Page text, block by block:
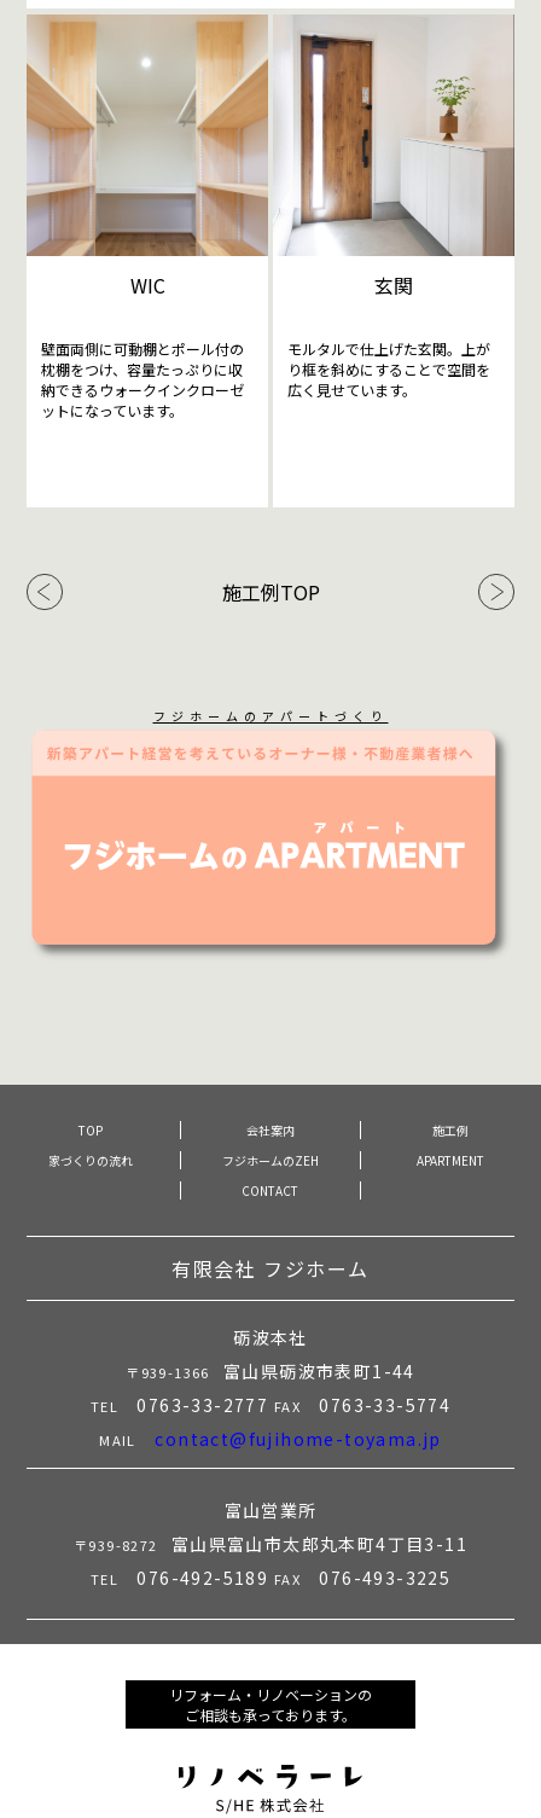
WIC
壁面両側に可動棚とポール付の
枕棚をつけ、容量たっぷりに収
納できるウォークインクローゼ
ットになっています。
玄関
モルタルで仕上げた玄関。上が
り框を斜めにすることで空間を
広く見せています。
施工例TOP
フジホームのアパートづくり
TOP 会社案内
施工例
家づくりの流れ
フジホームのZEH
APARTMENT
CONTACT
有限会社 フジホーム
砺波本社
〒939-1366 富山県砺波市表町1-44
TEL 0763-33-2777 FAX 0763-33-5774
MAIL contact@fujihome-toyama.jp
富山営業所
〒939-8272 富山県富山市太郎丸本町4丁目3-11
TEL 076-492-5189 FAX 076-493-3225
リフォーム・リノベーションの
ご相談も承っております。